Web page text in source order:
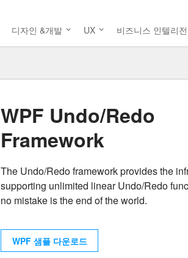
디자인 &개발 UX 비즈니스 인텔리
WPF Undo/Redo
Framework
The Undo/Redo framework provides the
supporting unlimited linear Undo/Redo
no mistake is the end of the world.
WPF 샘플 다운로드